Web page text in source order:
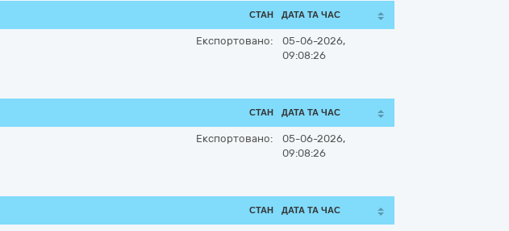
СТАН ДАТА ТА ЧАС
Експортовано:
05-06-2026,
09:08:26
СТАН ДАТА ТА ЧАС
Експортовано:
05-06-2026,
09:08:26
СТАН ДАТА ТА ЧАС